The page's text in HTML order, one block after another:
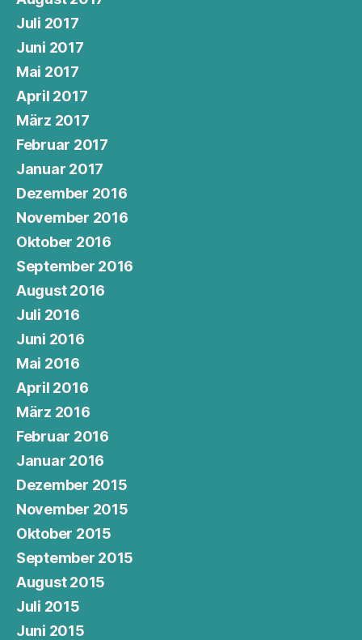
Juli 2017
Juni 2017
Mai 2017
April 2017
März 2017
Februar 2017
Januar 2017
Dezember 2016
November 2016
Oktober 2016
September 2016
August 2016
Juli 2016
Juni 2016
Mai 2016
April 2016
März 2016
Februar 2016
Januar 2016
Dezember 2015
November 2015
Oktober 2015
September 2015
August 2015
Juli 2015
Juni 2015